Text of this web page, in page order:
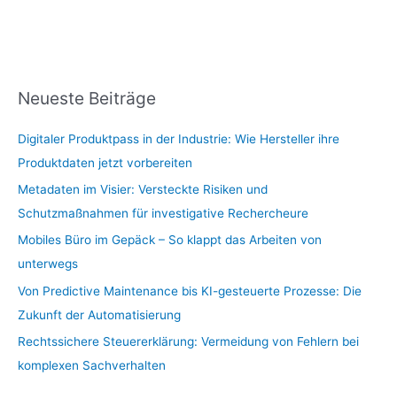
Neueste Beiträge
Digitaler Produktpass in der Industrie: Wie Hersteller ihre
Produktdaten jetzt vorbereiten
Metadaten im Visier: Versteckte Risiken und
Schutzmaßnahmen für investigative Rechercheure
Mobiles Büro im Gepäck – So klappt das Arbeiten von
unterwegs
Von Predictive Maintenance bis KI-gesteuerte Prozesse: Die
Zukunft der Automatisierung
Rechtssichere Steuererklärung: Vermeidung von Fehlern bei
komplexen Sachverhalten